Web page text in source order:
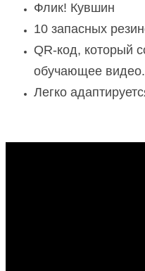
Флик! Кувшин
10 запасных
QR-код, который
обучающее видео.
Легко